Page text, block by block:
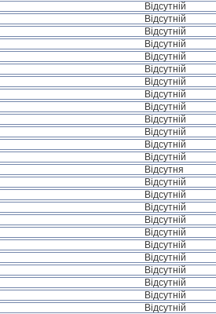
Відсутній
Відсутній
Відсутній
Відсутній
Відсутній
Відсутній
Відсутній
Відсутній
Відсутній
Відсутній
Відсутній
Відсутній
Відсутній
Відсутня
Відсутній
Відсутній
Відсутній
Відсутній
Відсутній
Відсутній
Відсутній
Відсутній
Відсутній
Відсутній
Відсутній